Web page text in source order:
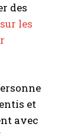
à
des
les